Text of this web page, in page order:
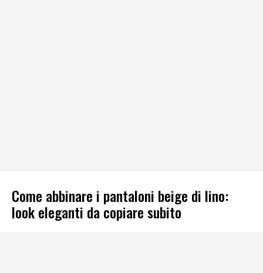
Come abbinare i pantaloni beige di lino:
look eleganti da copiare subito